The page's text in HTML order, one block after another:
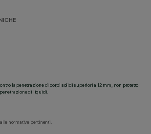
la penetrazione di corpi solidi superiori a 12 mm, non protetto
di liquidi.
normative pertinenti.